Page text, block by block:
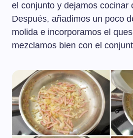
el conjunto y dejamos cocinar
Después, añadimos un poco
molida e incorporamos el
mezclamos bien con el